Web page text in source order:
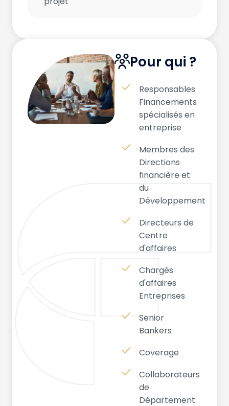
Pour qui ?
Responsables
Financements
spécialisés en
entreprise
Membres des
Directions
financière et
du
Développement
Directeurs de
Centre
d'affaires
Chargés
d'affaires
Entreprises
Senior
Bankers
Coverage
Collaborateurs
de
Département